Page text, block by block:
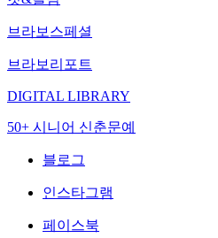
브라보스페셜
브라보리포트
DIGITAL LIBRARY
50+ 시니어 신춘문예
블로그
인스타그램
페이스북